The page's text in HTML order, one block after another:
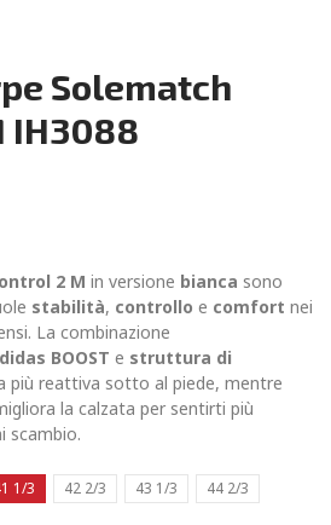
Solematch
IH3088
2 M in versione bianca sono
stabilità, controllo e comfort nei
La combinazione
BOOST e struttura di
più reattiva sotto al piede, mentre
la calzata per sentirti più
scambio.
1/3 42 2/3 43 1/3 44 2/3